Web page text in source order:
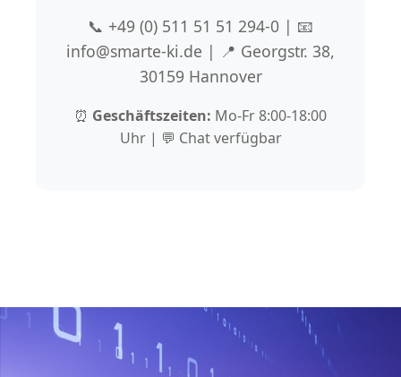
📞 +49 (0) 511 51 51 294-0 | 📧
info@smarte-ki.de | 📍 Georgstr. 38,
30159 Hannover
⏰ Geschäftszeiten: Mo-Fr 8:00-18:00
Uhr | 💬 Chat verfügbar